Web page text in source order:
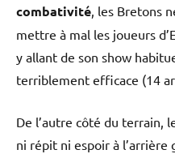
combativité, les Bretons
mettre à mal les joueurs
y allant de son show
terriblement efficace (14
De l’autre côté du terrain,
ni répit ni espoir à l’arrière